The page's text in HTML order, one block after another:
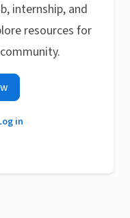
internship, and
resources for
in